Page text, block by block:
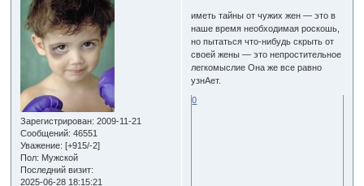
Зарегистрирован: 2009-11-21
Сообщений: 46551
Уважение: [+915/-2]
Пол: Мужской
Последний визит:
2025-06-28 18:15:21
иметь тайны от чужих жен — это в
наше время необходимая роскошь,
но пытаться что-нибудь скрыть от
своей жены — это непростительное
легкомыслие Она же все равно
узнАет.
0